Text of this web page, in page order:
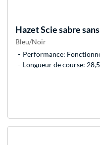
HazetScie sabre
Bleu/Noir
Performance:
Longueur de course: